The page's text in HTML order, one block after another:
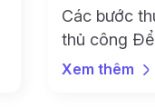
Các bước
thủ công
trước tiên
Xem thêm